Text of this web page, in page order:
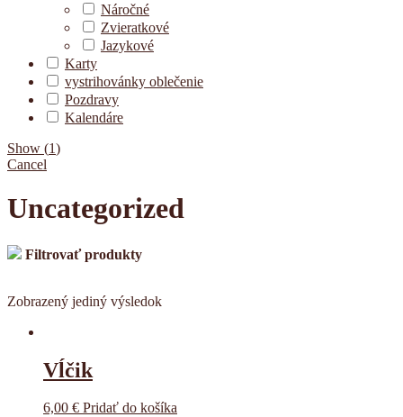
Náročné
Zvieratkové
Jazykové
Karty
vystrihovánky oblečenie
Pozdravy
Kalendáre
Show (1)
Cancel
Uncategorized
Filtrovať produkty
Zobrazený jediný výsledok
Vĺčik
6,00 € Pridať do košíka